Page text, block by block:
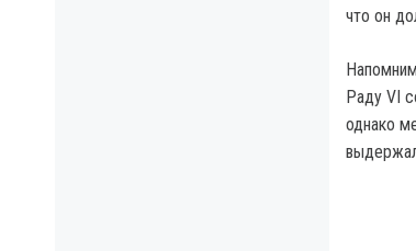
что он
Раду VI
однако